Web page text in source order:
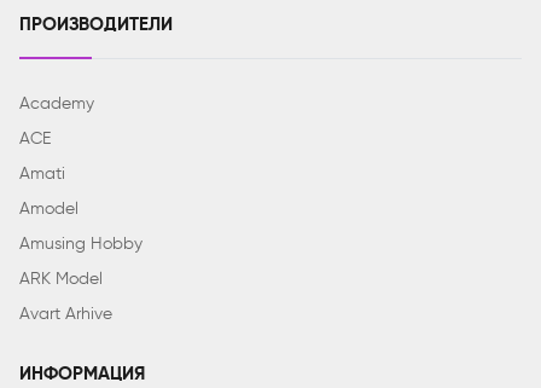
ПРОИЗВОДИТЕЛИ
Academy
ACE
Amati
Amodel
Amusing Hobby
ARK Model
Avart Arhive
ИНФОРМАЦИЯ